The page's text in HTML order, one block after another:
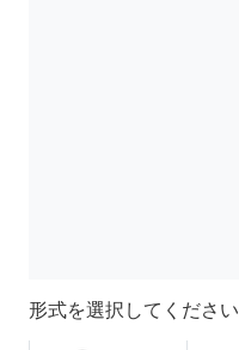
形式を選択してください